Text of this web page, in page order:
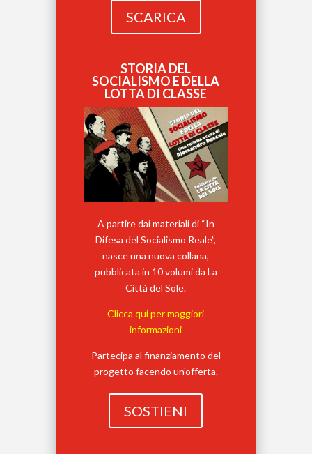
SCARICA
STORIA DEL
SOCIALISMO E DELLA
LOTTA DI CLASSE
A partire dai materiali di “In
Difesa del Socialismo Reale”,
nasce una nuova collana,
pubblicata in 10 volumi da La
Città del Sole.
Clicca qui per maggiori
informazioni
Partecipa al finanziamento del
progetto facendo un’offerta.
SOSTIENI